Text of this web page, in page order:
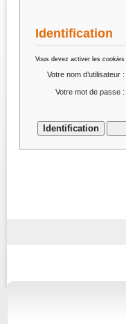
Identification
Vous devez activer les cookies
Votre nom d’utilisateur :
Votre mot de passe :